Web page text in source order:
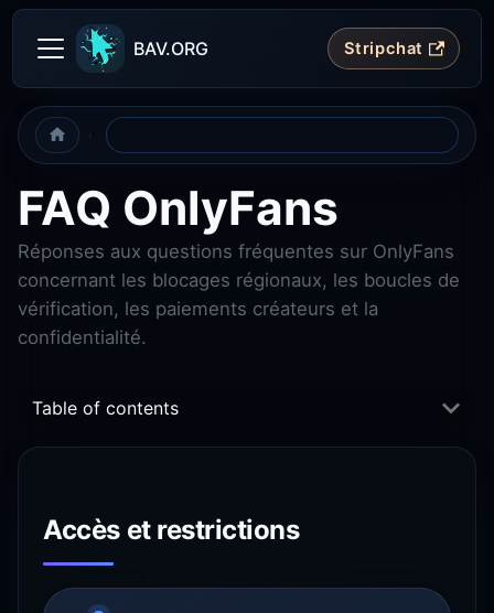
BAV.ORG Stripchat
FAQ OnlyFans
Réponses aux questions fréquentes sur OnlyFans
concernant les blocages régionaux, les boucles de
vérification, les paiements créateurs et la
confidentialité.
Table of contents
Accès et restrictions